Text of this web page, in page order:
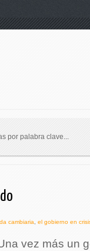
por palabra clave...
cambiaria
el gobierno en
vez más un